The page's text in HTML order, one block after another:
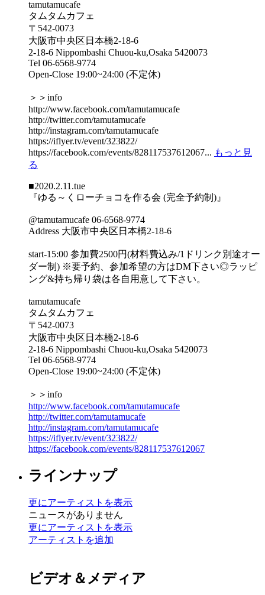
tamutamucafe
タムタムカフェ
〒542-0073
大阪市中央区日本橋2-18-6
2-18-6 Nippombashi Chuou-ku,Osaka 5420073
Tel 06-6568-9774
Open-Close 19:00~24:00 (不定休)
＞＞info
http://www.facebook.com/tamutamucafe
http://twitter.com/tamutamucafe
http://instagram.com/tamutamucafe
https://iflyer.tv/event/323822/
https://facebook.com/events/828117537612067... もっと見
る
■2020.2.11.tue
『ゆる～くローチョコを作る会 (完全予約制)』
@tamutamucafe 06-6568-9774
Address 大阪市中央区日本橋2-18-6
start-15:00 参加費2500円(材料費込み/1ドリンク別途オー
ダー制) ※要予約、参加希望の方はDM下さい◎ラッピ
ング&持ち帰り袋は各自用意して下さい。
tamutamucafe
タムタムカフェ
〒542-0073
大阪市中央区日本橋2-18-6
2-18-6 Nippombashi Chuou-ku,Osaka 5420073
Tel 06-6568-9774
Open-Close 19:00~24:00 (不定休)
＞＞info
http://www.facebook.com/tamutamucafe
http://twitter.com/tamutamucafe
http://instagram.com/tamutamucafe
https://iflyer.tv/event/323822/
https://facebook.com/events/828117537612067
ラインナップ
更にアーティストを表示
ニュースがありません
更にアーティストを表示
アーティストを追加
ビデオ＆メディア